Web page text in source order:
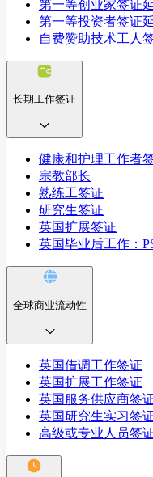
第一等创业家签证
第一等投资者签证
自费赞助技术工人
长期工作签证
健康和护理工作者
宗教部长
熟练工签证
研究生签证
英国扩展签证
英国毕业后工作：
全球商业流动性
英国借调工作签证
英国扩展工作签证
英国服务供应商签
英国研究生实习签
高级或专业人员签